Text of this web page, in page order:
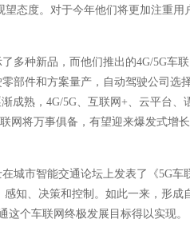
态度。对于今年他们将更加注重用
多种新品，而他们推出的4G/5G车
部件和方案量产，自动驾驶公司选
成熟，4G/5G、互联网+、云平台
网将万事俱备，有望迎来爆发式增
城市智能交通论坛上发表了《5G
知、决策和控制。如此一来，形成
这个车联网终极发展目标得以实现。